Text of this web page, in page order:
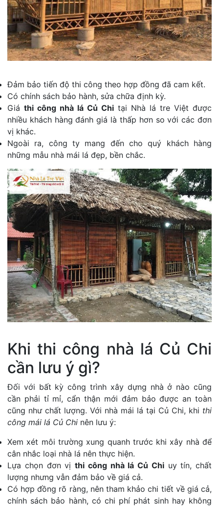
Đảm bảo tiến độ thi công theo hợp đồng đã cam kết.
Có chính sách bảo hành, sửa chữa định kỳ.
Giá thi công nhà lá Củ Chi tại Nhà lá tre Việt được
nhiều khách hàng đánh giá là thấp hơn so với các đơn
vị khác.
Ngoài ra, công ty mang đến cho quý khách hàng
những mẫu nhà mái lá đẹp, bền chắc.
Khi thi công nhà lá Củ Chi
cần lưu ý gì?
Đối với bất kỳ công trình xây dựng nhà ở nào cũng
cần phải tỉ mỉ, cẩn thận mới đảm bảo được an toàn
cũng như chất lượng. Với nhà mái lá tại Củ Chi, khi thi
công mái lá Củ Chi nên lưu ý:
Xem xét môi trường xung quanh trước khi xây nhà để
cân nhắc loại nhà lá nên thực hiện.
Lựa chọn đơn vị thi công nhà lá Củ Chiuy tín, chất
lượng nhưng vẫn đảm bảo về giá cả.
Có hợp đồng rõ ràng, nên tham khảo chi tiết về giá cả,
chính sách bảo hành, có chi phí phát sinh hay không